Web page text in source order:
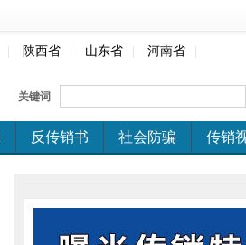
陕西省 山东省 河南省
关键词
反传销书 社会防骗 传销